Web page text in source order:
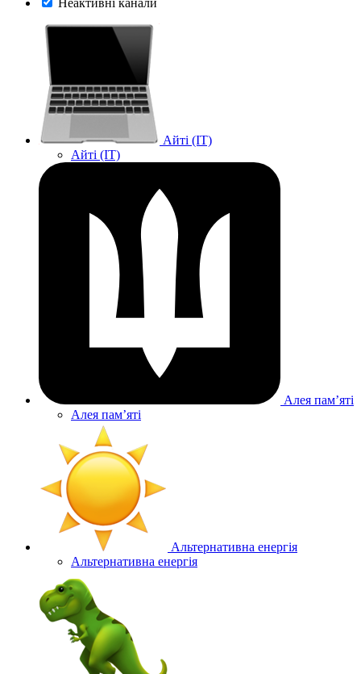
Неактивні канали
Айті (IT)
Айті (IT)
Алея памʼяті
Алея памʼяті
Альтернативна енергія
Альтернативна енергія